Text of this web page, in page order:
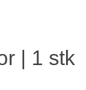
| 1 stk